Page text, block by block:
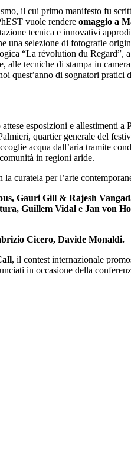
il cui primo manifesto fu
vuole rendere omaggio a
tecnica e innovativi
una selezione di fotografie
“La révolution du
tecniche di stampa in
quest’anno di sognatori
esposizioni e allestimenti
quartier generale del
acqua dall’aria tramite
in regioni aride.
la curatela per l’arte
Gauri Gill & Rajesh
Guillem Vidal e Jan von
Cicero, Davide Monaldi.
, il contest internazionale
in occasione della